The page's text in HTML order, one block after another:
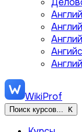
WikiProf
Поиск курсов... K